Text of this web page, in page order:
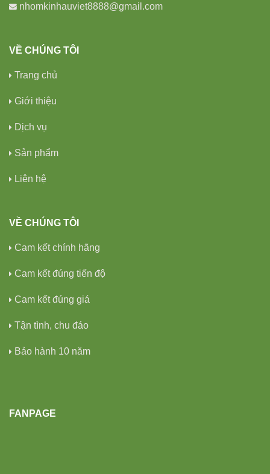
nhomkinhauviet8888@gmail.com
VỀ CHÚNG TÔI
Trang chủ
Giới thiệu
Dịch vụ
Sản phẩm
Liên hệ
VỀ CHÚNG TÔI
Cam kết chính hãng
Cam kết đúng tiến độ
Cam kết đúng giá
Tận tình, chu đáo
Bảo hành 10 năm
FANPAGE